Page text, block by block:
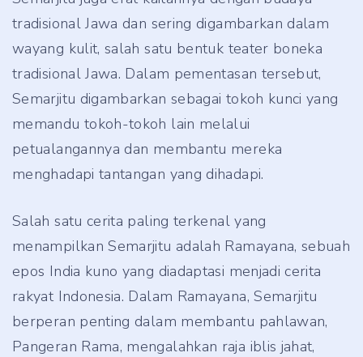
tradisional Jawa dan sering digambarkan dalam
wayang kulit, salah satu bentuk teater boneka
tradisional Jawa. Dalam pementasan tersebut,
Semarjitu digambarkan sebagai tokoh kunci yang
memandu tokoh-tokoh lain melalui
petualangannya dan membantu mereka
menghadapi tantangan yang dihadapi.
Salah satu cerita paling terkenal yang
menampilkan Semarjitu adalah Ramayana, sebuah
epos India kuno yang diadaptasi menjadi cerita
rakyat Indonesia. Dalam Ramayana, Semarjitu
berperan penting dalam membantu pahlawan,
Pangeran Rama, mengalahkan raja iblis jahat,